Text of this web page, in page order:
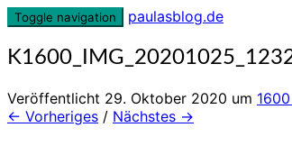
Skip
content
Toggle navigation paulasblog.de
Veröffentlicht 29. Oktober 2020 um
← Vorheriges / Nächstes →